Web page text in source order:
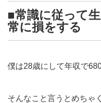
■常識に従って
常に損をする
僕は28歳にして年収で
そんなこと言うとめちゃ